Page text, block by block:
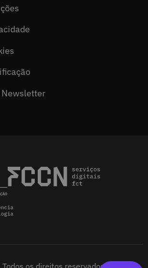
Todos os direitos reservados.